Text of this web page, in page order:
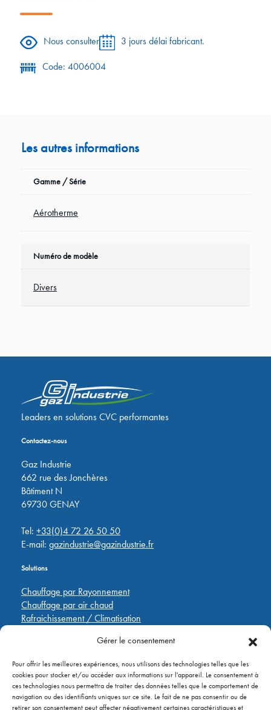
Gérer le consentement
Pour offrir les meilleures expériences, nous utilisons des technologies telles que les
cookies pour stocker et/ou accéder aux informations sur l'appareil. Le consentement à
ces technologies nous permettra de traiter des données telles que le comportement de
navigation ou des identifiants uniques sur ce site. Le fait de ne pas consentir ou de
retirer son consentement peut affecter négativement certaines caractéristiques et
Nous consulter
3 jours délai fabricant.
Code: 4006004
Les autres informations
Gamme / Série
Aérotherme
Numéro de modèle
Divers
Leaders en solutions CVC performantes
Contactez-nous
Gaz Industrie
662 rue des Jonchères
Bâtiment N
69730 GENAY
Tel: +33(0)4 72 26 50 50
E-mail: gazindustrie@gazindustrie.fr
Solutions
Chauffage par Rayonnement
Chauffage par air chaud
Rafraichissement / Climatisation
Liens rapides
Pièces de rechange
Applications